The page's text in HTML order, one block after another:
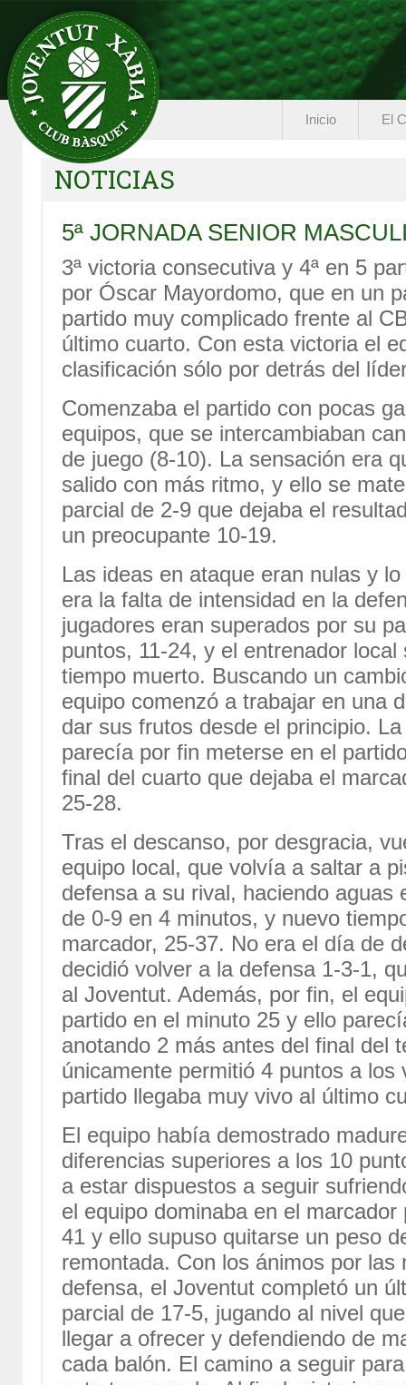
Inicio El
NOTICIAS
5ª JORNADA SENIOR
3ª victoria consecutiva y 4ª en 5
por Óscar Mayordomo, que en un
partido muy complicado frente al
último cuarto. Con esta victoria el
clasificación sólo por detrás del
Comenzaba el partido con pocas
equipos, que se intercambiaban
de juego (8-10). La sensación era
salido con más ritmo, y ello se
parcial de 2-9 que dejaba el
un preocupante 10-19.
Las ideas en ataque eran nulas y
era la falta de intensidad en la
jugadores eran superados por su
puntos, 11-24, y el entrenador
tiempo muerto. Buscando un
equipo comenzó a trabajar en una
dar sus frutos desde el principio.
parecía por fin meterse en el
final del cuarto que dejaba el
25-28.
Tras el descanso, por desgracia,
equipo local, que volvía a saltar a
defensa a su rival, haciendo aguas
de 0-9 en 4 minutos, y nuevo
marcador, 25-37. No era el día de
decidió volver a la defensa 1-3-1,
al Joventut. Además, por fin, el
partido en el minuto 25 y ello
anotando 2 más antes del final del
únicamente permitió 4 puntos a
partido llegaba muy vivo al último
El equipo había demostrado
diferencias superiores a los 10
a estar dispuestos a seguir
el equipo dominaba en el
41 y ello supuso quitarse un peso
remontada. Con los ánimos por
defensa, el Joventut completó un
parcial de 17-5, jugando al nivel
llegar a ofrecer y defendiendo de
cada balón. El camino a seguir